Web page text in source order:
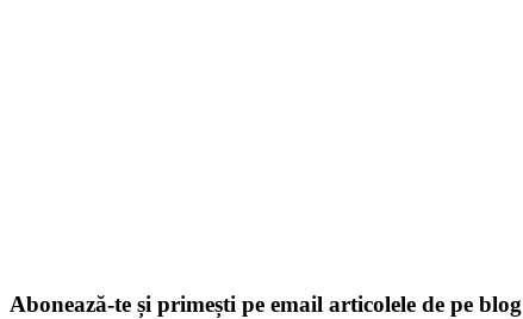
Abonează-te și primești pe email articolele de pe blog